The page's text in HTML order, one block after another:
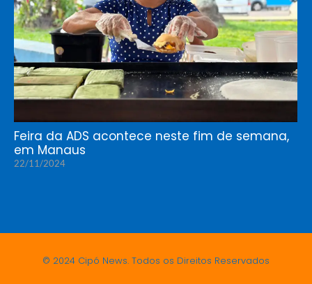
Feira da ADS acontece neste fim de semana,
em Manaus
22/11/2024
© 2024 Cipó News. Todos os Direitos Reservados